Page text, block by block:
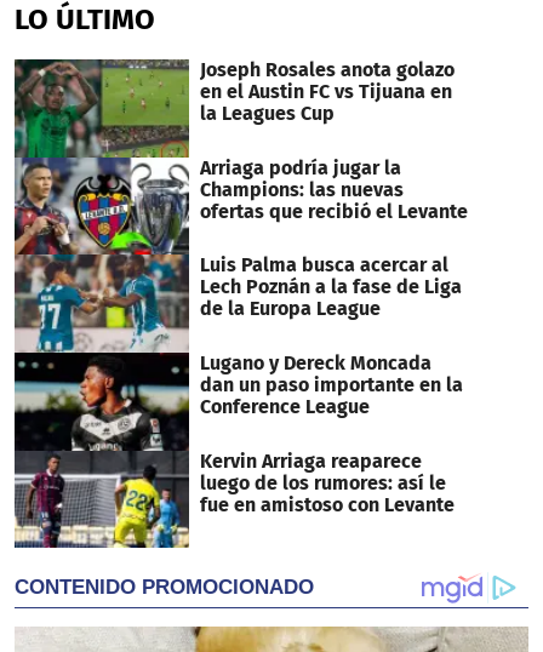
LO ÚLTIMO
Joseph Rosales anota golazo
en el Austin FC vs Tijuana en
la Leagues Cup
Arriaga podría jugar la
Champions: las nuevas
ofertas que recibió el Levante
Luis Palma busca acercar al
Lech Poznán a la fase de Liga
de la Europa League
Lugano y Dereck Moncada
dan un paso importante en la
Conference League
Kervin Arriaga reaparece
luego de los rumores: así le
fue en amistoso con Levante